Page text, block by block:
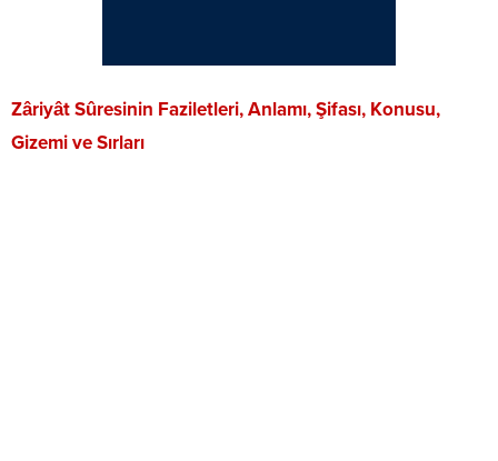
Zâriyât Sûresinin Faziletleri, Anlamı, Şifası, Konusu,
Gizemi ve Sırları